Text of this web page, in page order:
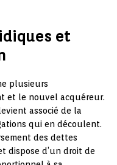
et
plusieurs
et le nouvel acquéreur.
associé de la
qui en découlent.
des dettes
dispose d’un droit de